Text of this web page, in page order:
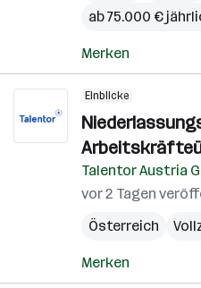
ab 75.000 €
Merken
Einblicke
Talentor Austria
vor 2 Tagen
Österreich
Merken